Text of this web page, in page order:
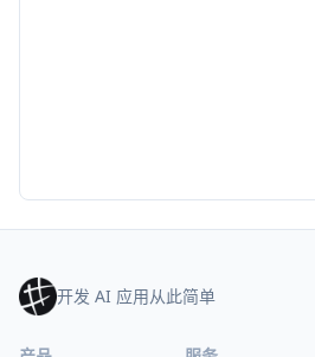
开发 AI 应用从此简单